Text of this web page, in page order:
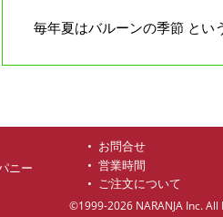
毎年夏はバルーンの季節 とい
ニー
お問合せ
営業時間
ご注文について
©1999-2026 NARANJA Inc. All